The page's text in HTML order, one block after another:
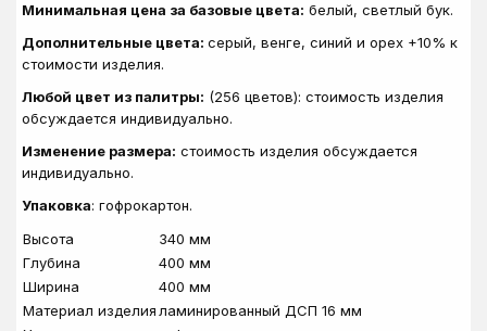
Минимальная цена за базовые цвета: белый, светлый бук.
Дополнительные цвета: серый, венге, синий и орех +10% к
стоимости изделия.
Любой цвет из палитры: (256 цветов): стоимость изделия
обсуждается индивидуально.
Изменение размера: стоимость изделия обсуждается
индивидуально.
Упаковка: гофрокартон.
Высота
340 мм
Глубина
400 мм
Ширина
400 мм
Материал изделия ламинированный ДСП 16 мм